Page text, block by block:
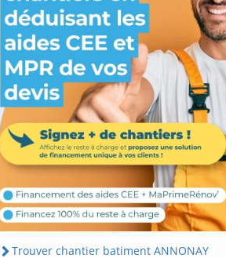
Trouver chantier batiment ANNONAY